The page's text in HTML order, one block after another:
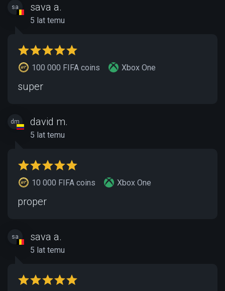
sa sava a.
5 lat temu
100 000 FIFA coins Xbox One
super
dm david m.
5 lat temu
10 000 FIFA coins Xbox One
proper
sa sava a.
5 lat temu